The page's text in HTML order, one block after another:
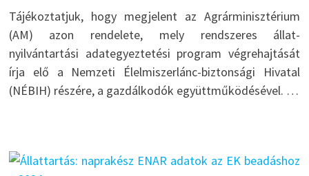
Tájékoztatjuk, hogy megjelent az Agrárminisztérium
(AM) azon rendelete, mely rendszeres állat-
nyilvántartási adategyeztetési program végrehajtását
írja elő a Nemzeti Élelmiszerlánc-biztonsági Hivatal
(NÉBIH) részére, a gazdálkodók együttműködésével. …